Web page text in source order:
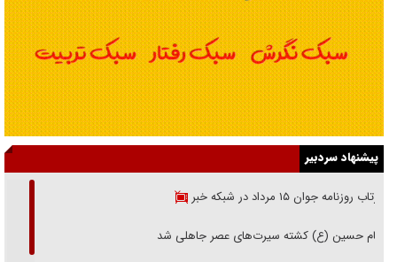
پیشنهاد سردبیر
بازتاب روزنامه جوان ۱۵ مرداد در شبکه خبر
امام حسین (ع) کشته سیرت‌های عصر جاهلی شد